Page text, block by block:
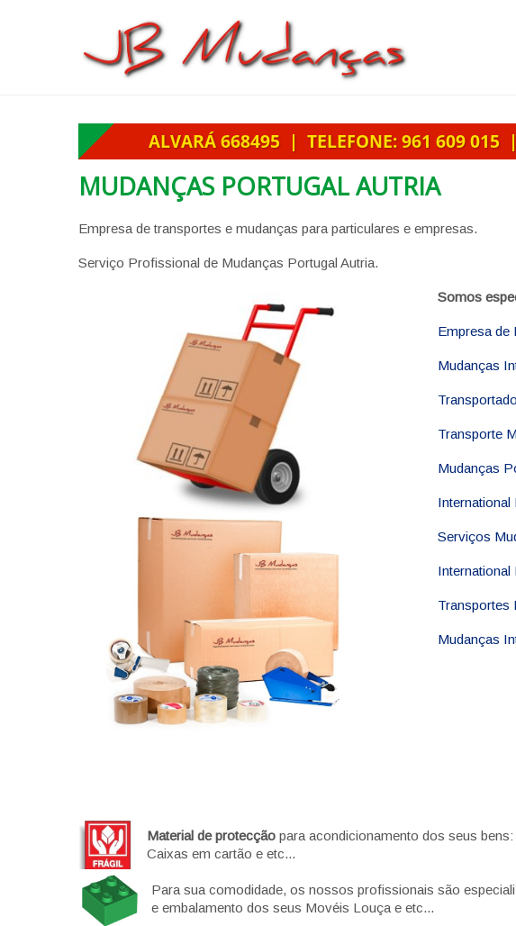
MUDANÇAS PORTUGAL AUTRIA
Empresa de transportes e mudanças para particulares e empresas.
Serviço Profissional de Mudanças Portugal Autria.
Somos
Empresa de
Mudanças
Transporte
Mudanças
Serviços
International
Transportes
Mudanças
Material de protecção para acondicionamento dos seus
Caixas em cartão e etc...
Para sua comodidade, os nossos profissionais são
e embalamento dos seus Movéis Louça e etc...